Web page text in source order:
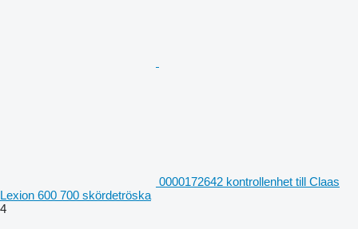
0000172642 kontrollenhet till Claas
Lexion 600 700 skördetröska
4